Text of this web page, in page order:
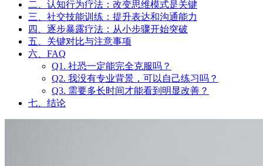
二、认知行为疗法：改变思维模式是关键
三、社交技能训练：提升表达和沟通能力
四、逐步暴露疗法：从小步骤开始突破
五、关键对比与注意事项
六、FAQ
Q1. 社恐一定能完全克服吗？
Q2. 我没有专业背景，可以自己练习吗？
Q3. 需要多长时间才能看到明显改善？
七、结论